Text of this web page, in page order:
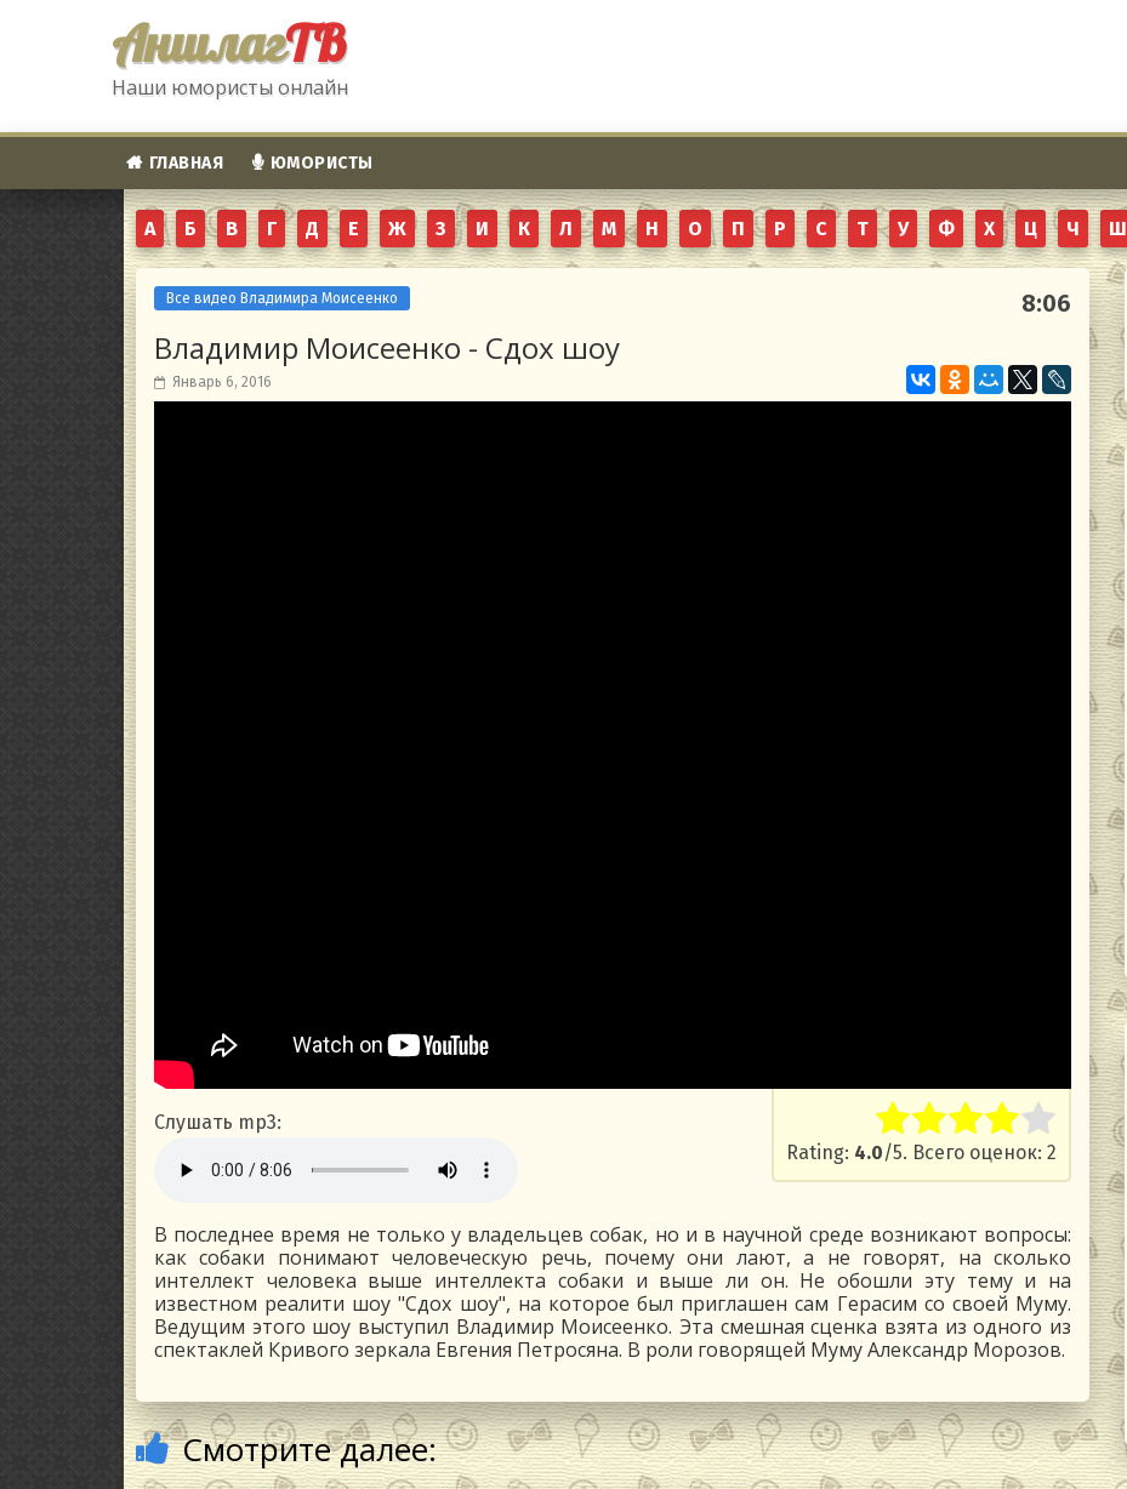
АншлагТВ
Наши юмористы онлайн
ГЛАВНАЯ ЮМОРИСТЫ
А Б В Г Д Е Ж З И К Л М Н О П Р С Т У Ф Х Ц Ч Ш
Все видео Владимира Моисеенко 8:06
Владимир Моисеенко - Сдох шоу
Январь 6, 2016
Rate this item:
Submit Rating
Rating: 4.0/5. Всего оценок: 2
Слушать mp3:
В последнее время не только у владельцев собак, но и в научной среде возникают вопросы:
как собаки понимают человеческую речь, почему они лают, а не говорят, на сколько
интеллект человека выше интеллекта собаки и выше ли он. Не обошли эту тему и на
известном реалити шоу "Сдох шоу", на которое был приглашен сам Герасим со своей Муму.
Ведущим этого шоу выступил Владимир Моисеенко. Эта смешная сценка взята из одного из
спектаклей Кривого зеркала Евгения Петросяна. В роли говорящей Муму Александр Морозов.
Смотрите далее: